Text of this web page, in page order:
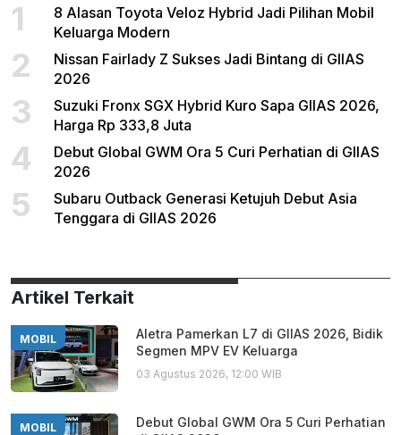
1
8 Alasan Toyota Veloz Hybrid Jadi Pilihan Mobil
Keluarga Modern
2
Nissan Fairlady Z Sukses Jadi Bintang di GIIAS
2026
3
Suzuki Fronx SGX Hybrid Kuro Sapa GIIAS 2026,
Harga Rp 333,8 Juta
4
Debut Global GWM Ora 5 Curi Perhatian di GIIAS
2026
5
Subaru Outback Generasi Ketujuh Debut Asia
Tenggara di GIIAS 2026
Artikel Terkait
MOBIL
Aletra Pamerkan L7 di GIIAS 2026, Bidik
Segmen MPV EV Keluarga
03 Agustus 2026, 12:00 WIB
MOBIL
Debut Global GWM Ora 5 Curi Perhatian